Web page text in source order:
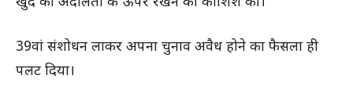
39वां संशोधन लाकर अपना चुनाव अवैध होने का फैसला ही
पलट दिया।